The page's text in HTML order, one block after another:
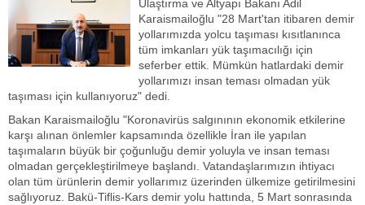
Ulaştırma ve Altyapı Bakanı Adil
Karaismailoğlu "28 Mart'tan itibaren demir
yollarımızda yolcu taşıması kısıtlanınca
tüm imkanları yük taşımacılığı için
seferber ettik. Mümkün hatlardaki demir
yollarımızı insan teması olmadan yük
taşıması için kullanıyoruz" dedi.
Bakan Karaismailoğlu "Koronavirüs salgınının ekonomik etkilerine
karşı alınan önlemler kapsamında özellikle İran ile yapılan
taşımaların büyük bir çoğunluğu demir yoluyla ve insan teması
olmadan gerçekleştirilmeye başlandı. Vatandaşlarımızın ihtiyacı
olan tüm ürünlerin demir yollarımız üzerinden ülkemize getirilmesini
sağlıyoruz. Bakü-Tiflis-Kars demir yolu hattında, 5 Mart sonrasında